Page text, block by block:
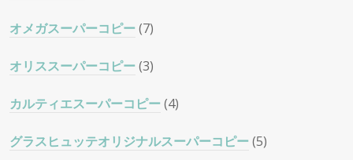
オメガスーパーコピー(7)
オリススーパーコピー(3)
カルティエスーパーコピー(4)
グラスヒュッテオリジナルスーパーコピー(5)